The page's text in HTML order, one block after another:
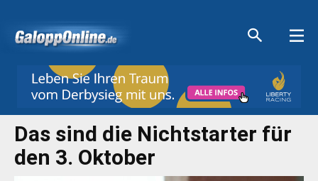
Das sind die Nichtstarter für
den 3. Oktober